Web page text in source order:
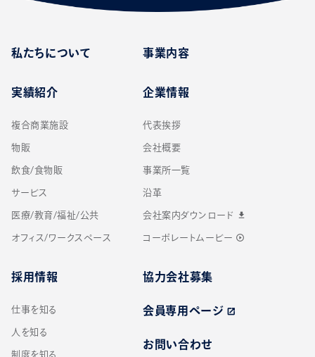
私たちについて
実績紹介
複合商業施設
物販
飲食/食物販
サービス
医療/教育/福祉/公共
オフィス/ワークスペース
事業内容
企業情報
代表挨拶
会社概要
事業所一覧
沿革
会社案内ダウンロード download
コーポレートムービー play_circle_outline
採用情報
仕事を知る
人を知る
制度を知る
協力会社募集
会員専用ページ open_in_new
お問い合わせ